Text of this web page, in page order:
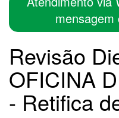
Revisão
OFICINA
- Retifica